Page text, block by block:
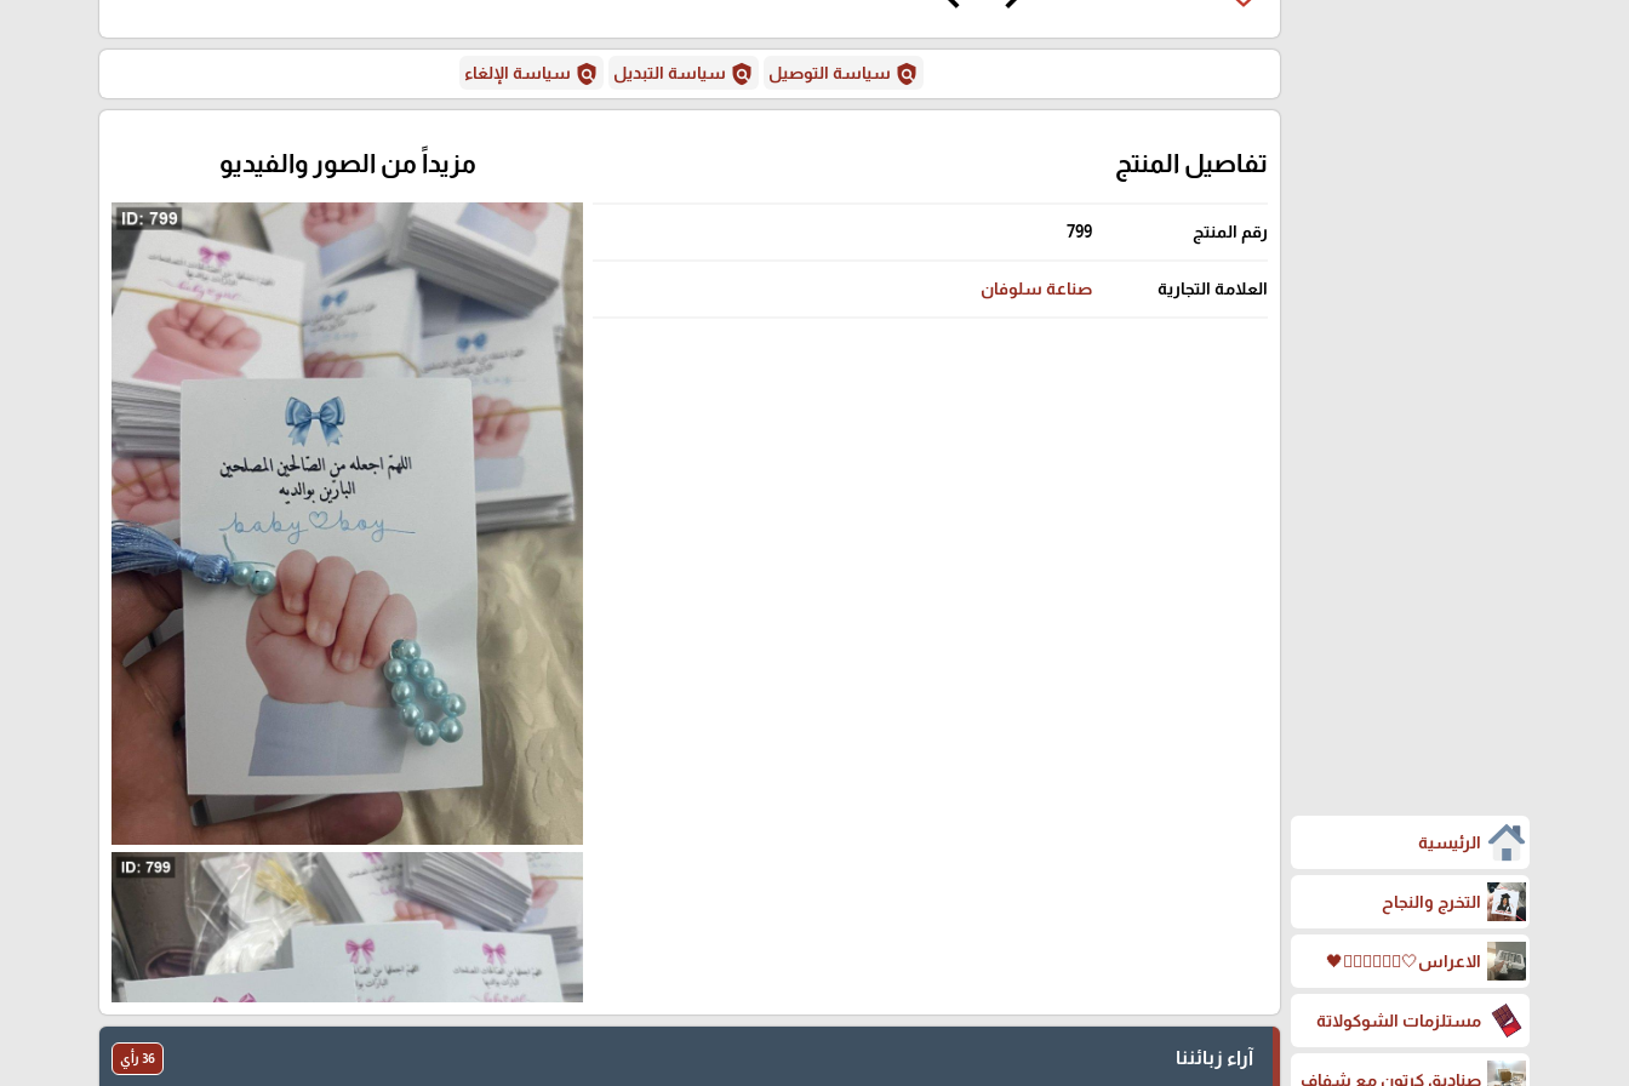
الرئيسية
التخرج والنجاح
الاعراس🤍🤵🏻‍♀️👰🏻‍♀️🖤
مستلزمات الشوكولاتة
صناديق كرتون مع شفاف
policy سياسة التوصيل policy سياسة التبديل policy سياسة الإلغاء
تفاصيل المنتج
رقم المنتج 799
العلامة التجارية صناعة سلوفان
مزيداً من الصور والفيديو
آراء زبائننا 36 رأي